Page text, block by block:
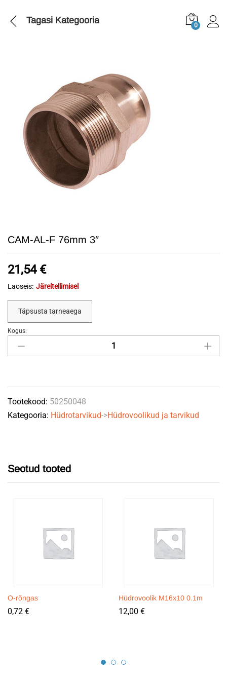
Tagasi Kategooria 0
CAM-AL-F 76mm 3″
21,54 €
Laoseis: Järeltellimisel
Täpsusta tarneaega
CAM-
AL-
3"
quantity
Kogus:
Tootekood: 50250048
Kategooria: Hüdrotarvikud->Hüdrovoolikud ja tarvikud
Seotud tooted
O-rõngas
0,72 €
Hüdrovoolik M16x10 0.1m
12,00 €